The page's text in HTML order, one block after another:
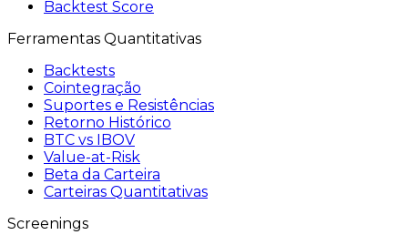
Backtest Score
Ferramentas Quantitativas
Backtests
Cointegração
Suportes e Resistências
Retorno Histórico
BTC vs IBOV
Value-at-Risk
Beta da Carteira
Carteiras Quantitativas
Screenings